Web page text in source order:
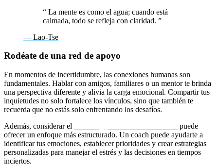
“ La mente es como el agua; cuando está
calmada, todo se refleja con claridad. ”
— Lao-Tse
Rodéate de una red de apoyo
En momentos de incertidumbre, las conexiones humanas son
fundamentales. Hablar con amigos, familiares o un mentor te brinda
una perspectiva diferente y alivia la carga emocional. Compartir tus
inquietudes no solo fortalece los vínculos, sino que también te
recuerda que no estás solo enfrentando los desafíos.
Además, considerar el
puede
ofrecer un enfoque más estructurado. Un coach puede ayudarte a
identificar tus emociones, establecer prioridades y crear estrategias
personalizadas para manejar el estrés y las decisiones en tiempos
inciertos.